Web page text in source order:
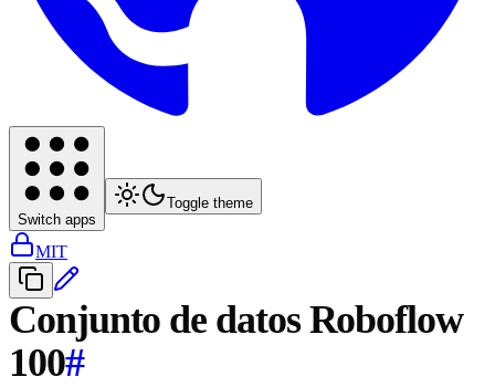
Switch apps
Toggle theme
MIT
Conjunto de datos Roboflow
100#